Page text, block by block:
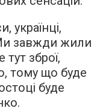
українці,
завжди жили
тут зброї,
тому що буде
буде